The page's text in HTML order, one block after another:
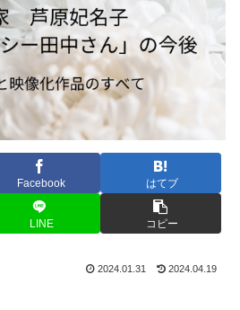
Facebook はてブ
LINE コピー
2024.01.31 2024.04.19